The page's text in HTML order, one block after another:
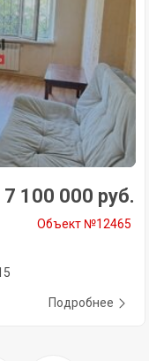
7 100 000 руб.
Объект №12465
Подробнее